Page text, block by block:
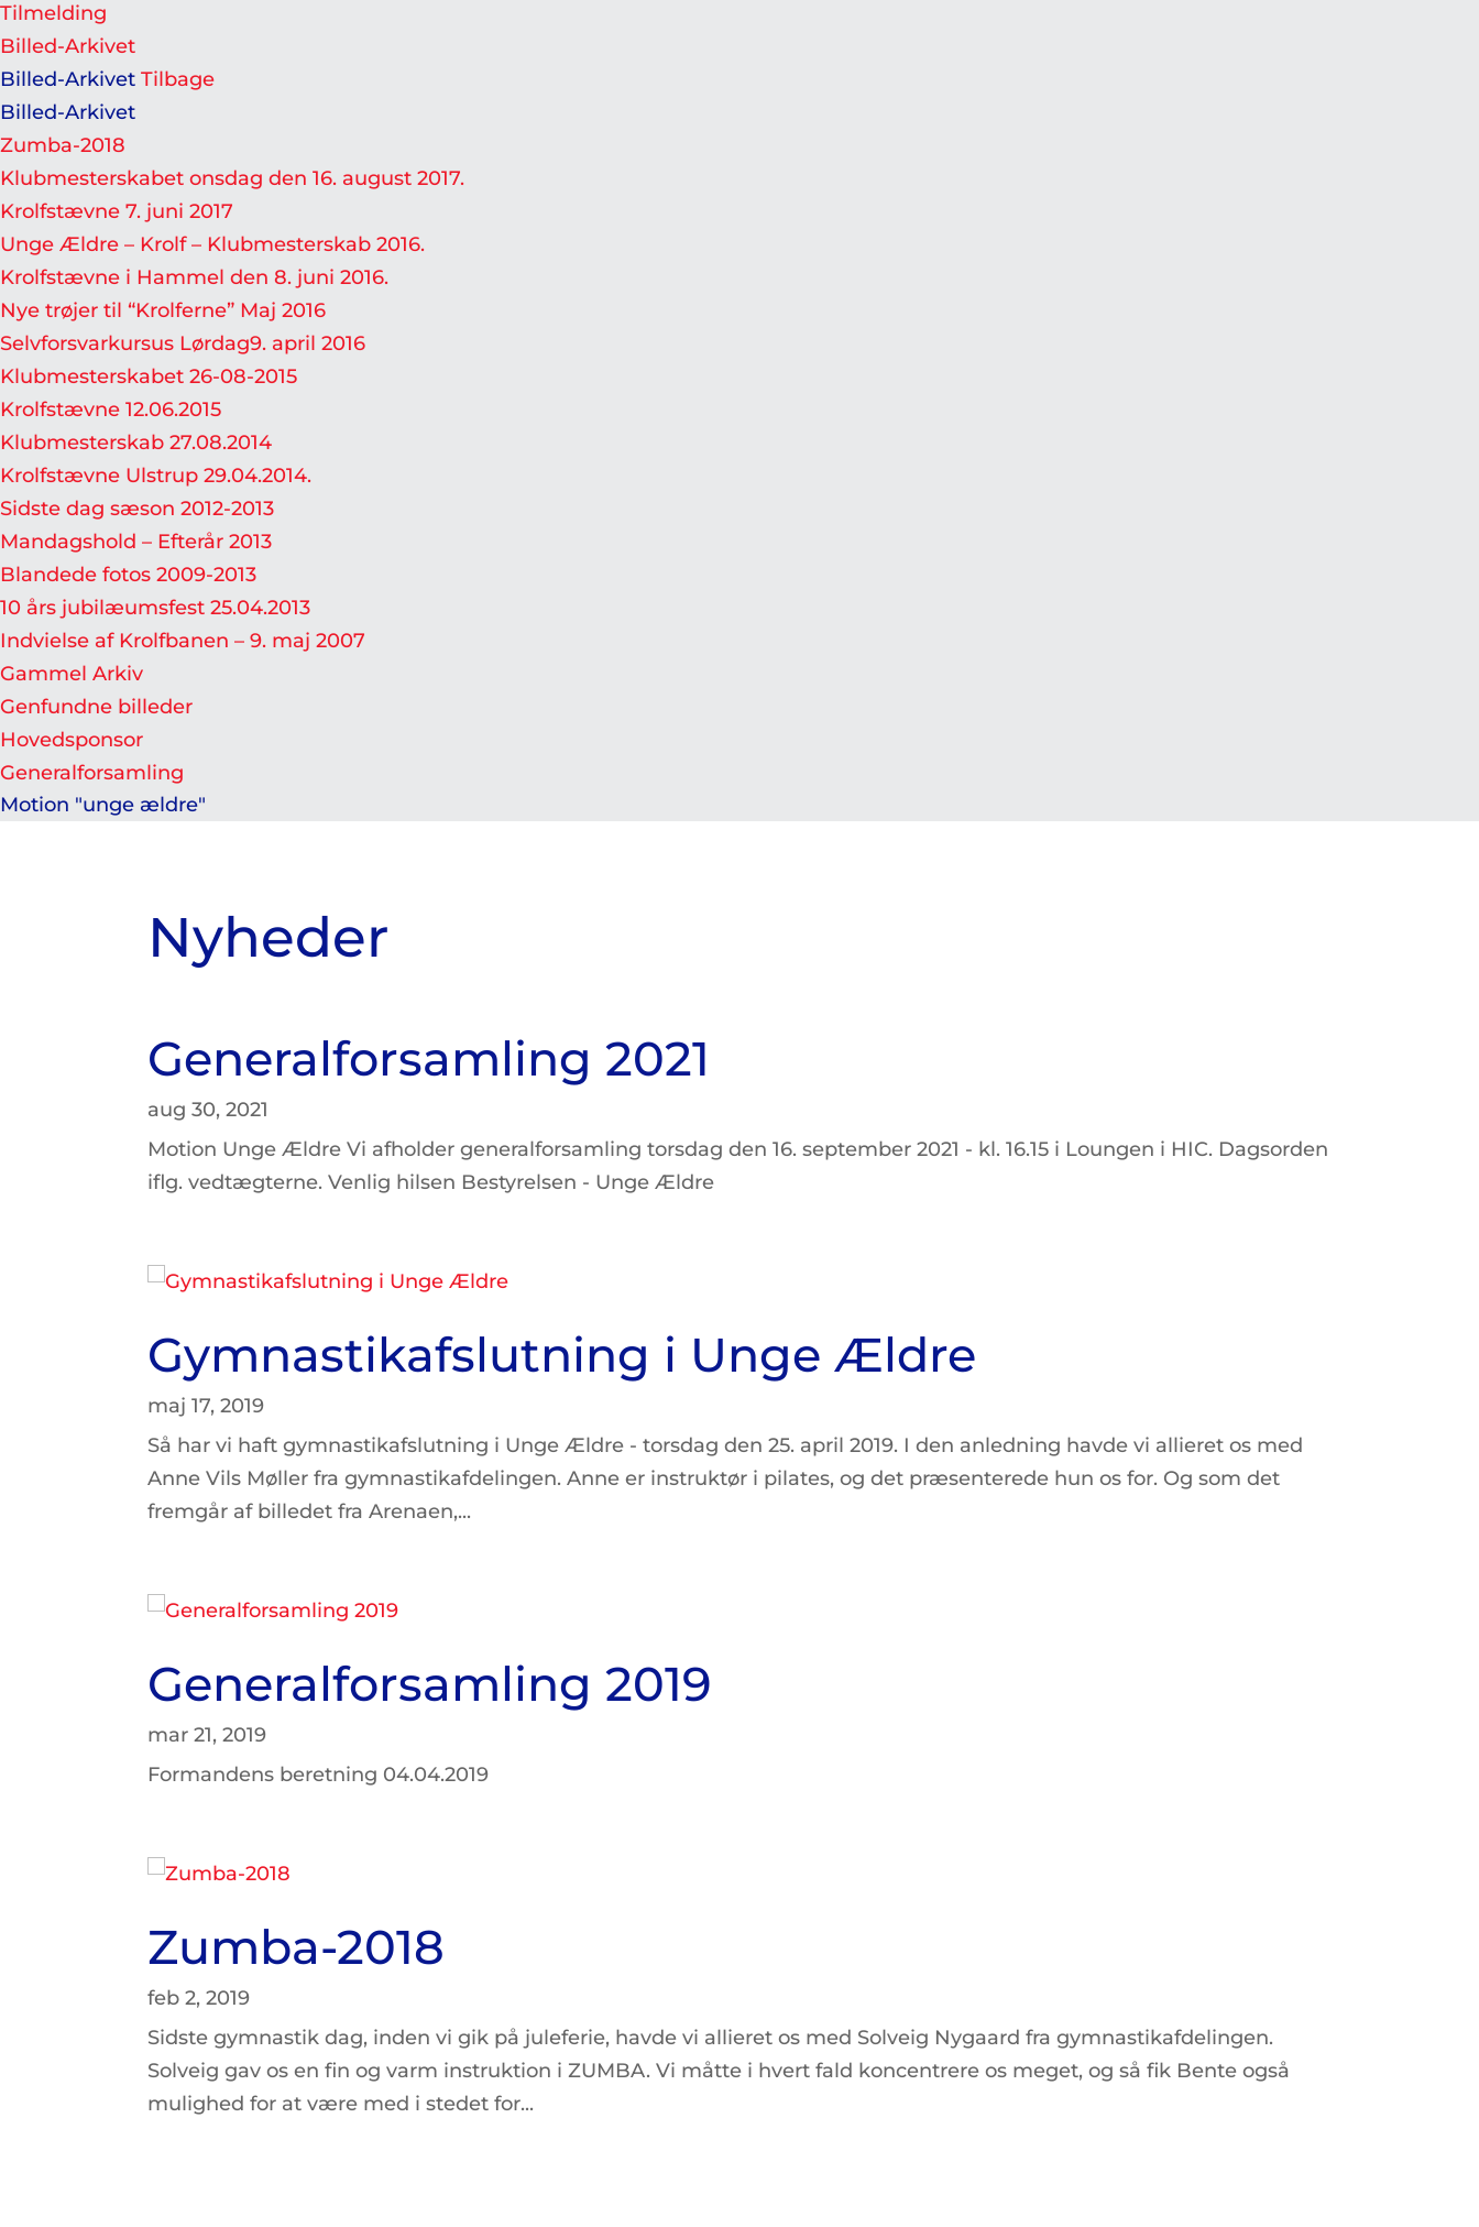
Tilmelding
Billed-Arkivet
Billed-Arkivet Tilbage
Billed-Arkivet
Zumba-2018
Klubmesterskabet onsdag den 16. august 2017.
Krolfstævne 7. juni 2017
Unge Ældre – Krolf – Klubmesterskab 2016.
Krolfstævne i Hammel den 8. juni 2016.
Nye trøjer til “Krolferne” Maj 2016
Selvforsvarkursus Lørdag9. april 2016
Klubmesterskabet 26-08-2015
Krolfstævne 12.06.2015
Klubmesterskab 27.08.2014
Krolfstævne Ulstrup 29.04.2014.
Sidste dag sæson 2012-2013
Mandagshold – Efterår 2013
Blandede fotos 2009-2013
10 års jubilæumsfest 25.04.2013
Indvielse af Krolfbanen – 9. maj 2007
Gammel Arkiv
Genfundne billeder
Hovedsponsor
Generalforsamling
Motion "unge ældre"
Nyheder
Generalforsamling 2021
aug 30, 2021
Motion Unge Ældre Vi afholder generalforsamling torsdag den 16. september 2021 - kl. 16.15 i Loungen i HIC. Dagsorden
iflg. vedtægterne. Venlig hilsen Bestyrelsen - Unge Ældre
Gymnastikafslutning i Unge Ældre
maj 17, 2019
Så har vi haft gymnastikafslutning i Unge Ældre - torsdag den 25. april 2019. I den anledning havde vi allieret os med
Anne Vils Møller fra gymnastikafdelingen. Anne er instruktør i pilates, og det præsenterede hun os for. Og som det
fremgår af billedet fra Arenaen,...
Generalforsamling 2019
mar 21, 2019
Formandens beretning 04.04.2019
Zumba-2018
feb 2, 2019
Sidste gymnastik dag, inden vi gik på juleferie, havde vi allieret os med Solveig Nygaard fra gymnastikafdelingen.
Solveig gav os en fin og varm instruktion i ZUMBA. Vi måtte i hvert fald koncentrere os meget, og så fik Bente også
mulighed for at være med i stedet for...